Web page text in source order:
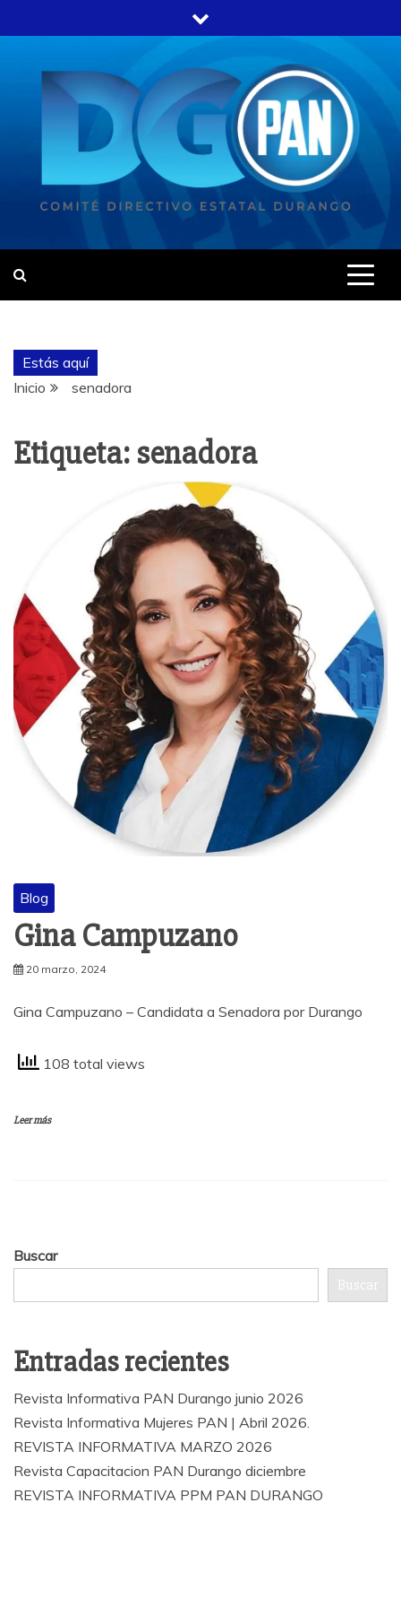
Estás aquí
Inicio
senadora
Etiqueta: senadora
Blog
Gina Campuzano
20 marzo, 2024
Gina Campuzano – Candidata a Senadora por Durango
108 total views
Leer más
Buscar
Buscar
Entradas recientes
Revista Informativa PAN Durango junio 2026
Revista Informativa Mujeres PAN | Abril 2026.
REVISTA INFORMATIVA MARZO 2026
Revista Capacitacion PAN Durango diciembre
REVISTA INFORMATIVA PPM PAN DURANGO